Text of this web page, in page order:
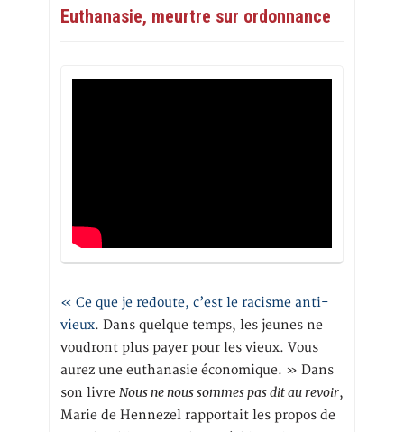
Euthanasie, meurtre sur ordonnance
« Ce que je redoute, c’est le racisme anti-
vieux. Dans quelque temps, les jeunes ne
voudront plus payer pour les vieux. Vous
aurez une euthanasie économique. » Dans
son livre Nous ne nous sommes pas dit au revoir,
Marie de Hennezel rapportait les propos de